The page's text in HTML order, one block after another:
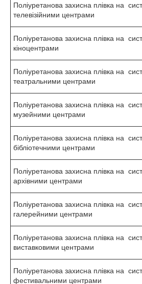
Поліуретанова захисна плівка на
телевізійними центрами
Поліуретанова захисна плівка на
кіноцентрами
Поліуретанова захисна плівка на
театральними центрами
Поліуретанова захисна плівка на
музейними центрами
Поліуретанова захисна плівка на
бібліотечними центрами
Поліуретанова захисна плівка на
архівними центрами
Поліуретанова захисна плівка на
галерейними центрами
Поліуретанова захисна плівка на
виставковими центрами
Поліуретанова захисна плівка на
фестивальними центрами